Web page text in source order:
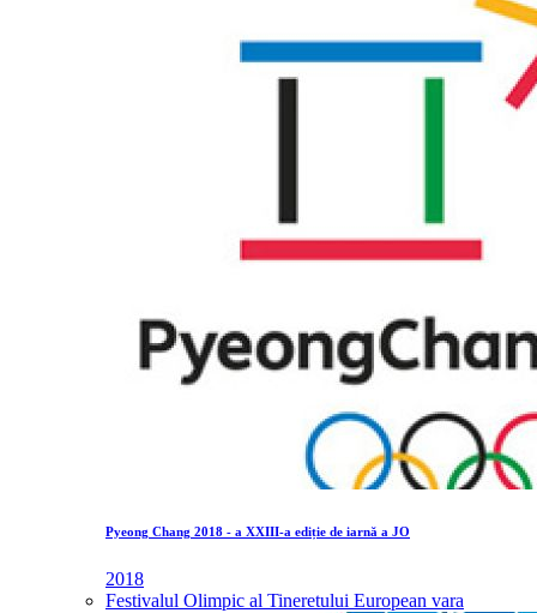
Pyeong Chang 2018 - a XXIII-a ediție de iarnă a JO
2018
Festivalul Olimpic al Tineretului European vara